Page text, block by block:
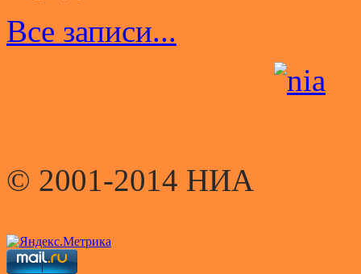
Все записи...
© 2001-2014 НИА